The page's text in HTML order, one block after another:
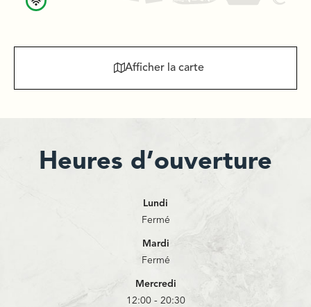
Afficher la carte
Heures d’ouverture
Lundi
Fermé
Mardi
Fermé
Mercredi
12:00 - 20:30